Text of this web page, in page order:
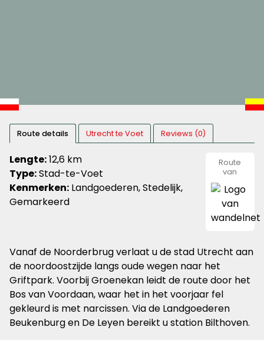
Route details Utrecht te Voet Reviews (0)
Lengte:12,6 km
Type:Stad-te-Voet
Kenmerken: Landgoederen, Stedelijk,
Gemarkeerd
Route
van
Vanaf de Noorderbrug verlaat u de stad Utrecht aan
de noordoostzijde langs oude wegen naar het
Griftpark. Voorbij Groenekan leidt de route door het
Bos van Voordaan, waar het in het voorjaar fel
gekleurd is met narcissen. Via de Landgoederen
Beukenburg en De Leyen bereikt u station Bilthoven.